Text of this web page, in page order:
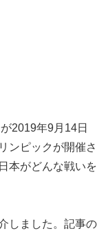
2019年9月14日
ンピックが開催さ
本がどんな戦いを
しました。記事の